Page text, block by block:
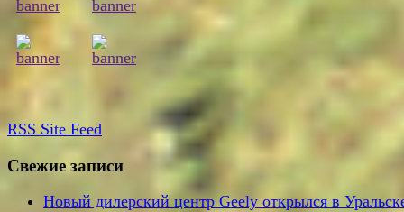
RSS Site Feed
Свежие записи
Новый дилерский центр Geely открылся в